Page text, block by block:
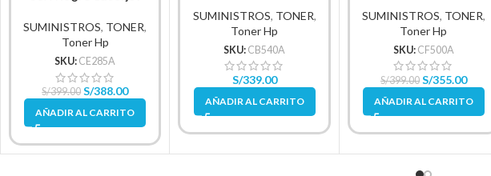
SUMINISTROS, TONER,
Toner Hp
SKU: CE285A
S/399.00 S/388.00
AÑADIR AL CARRITO
SUMINISTROS, TONER,
Toner Hp
SKU: CB540A
S/339.00
AÑADIR AL CARRITO
1.400Pg.
SUMINISTROS, TONER,
Toner Hp
SKU: CF500A
S/399.00 S/355.00
AÑADIR AL CARRITO